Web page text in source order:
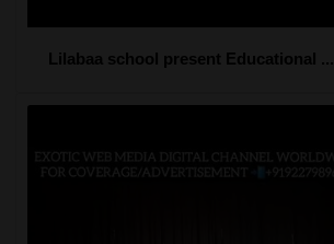
Lilabaa school present Educational ...